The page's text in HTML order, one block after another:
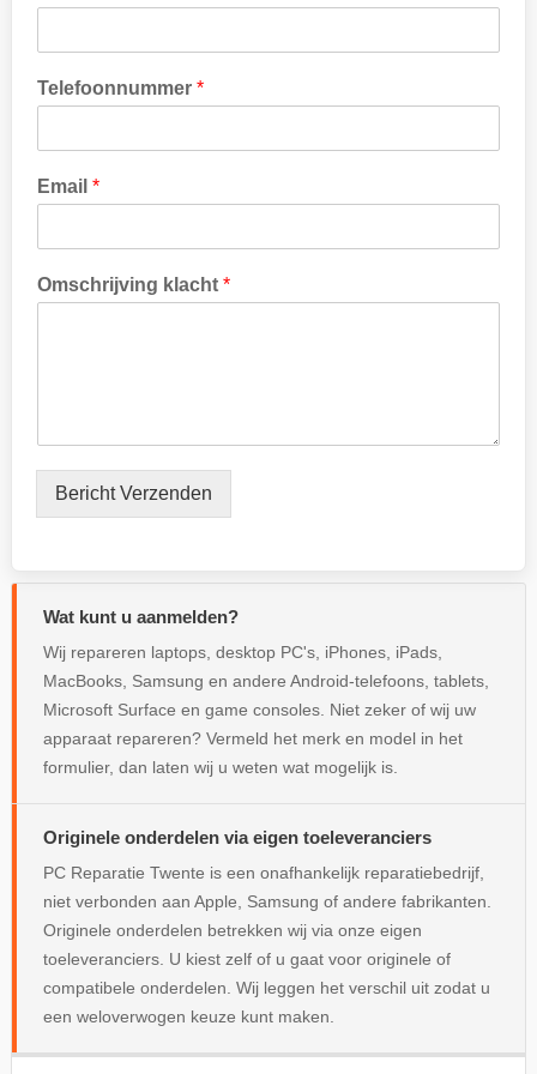
Telefoonnummer *
Email *
*
*
Omschrijving klacht *
Bericht Verzenden
Wat kunt u aanmelden?
Wij repareren laptops, desktop PC's, iPhones, iPads,
MacBooks, Samsung en andere Android-telefoons, tablets,
Microsoft Surface en game consoles. Niet zeker of wij uw
apparaat repareren? Vermeld het merk en model in het
formulier, dan laten wij u weten wat mogelijk is.
Originele onderdelen via eigen toeleveranciers
PC Reparatie Twente is een onafhankelijk reparatiebedrijf,
niet verbonden aan Apple, Samsung of andere fabrikanten.
Originele onderdelen betrekken wij via onze eigen
toeleveranciers. U kiest zelf of u gaat voor originele of
compatibele onderdelen. Wij leggen het verschil uit zodat u
een weloverwogen keuze kunt maken.